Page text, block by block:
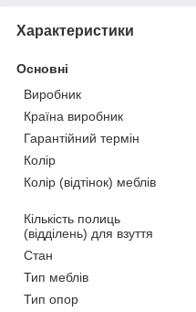
Характеристики
Основні
Виробник
Країна виробник
Гарантійний термін
Колір
Колір (відтінок) меблів
Кількість полиць
(відділень) для взуття
Стан
Тип меблів
Тип опор